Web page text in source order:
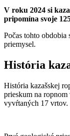
V roku 2024 si
pripomína svoje
Počas tohto
priemysel.
História
História kazašskej
prieskum na
vyvŕtaných 17 vrtov.